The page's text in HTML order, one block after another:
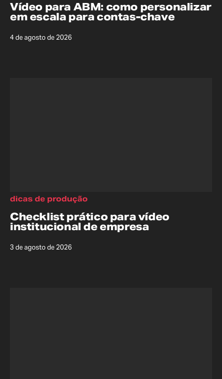
Vídeo para ABM: como personalizar
em escala para contas-chave
4 de agosto de 2026
Checklist prático para vídeo
institucional de empresa
3 de agosto de 2026
dicas de produção